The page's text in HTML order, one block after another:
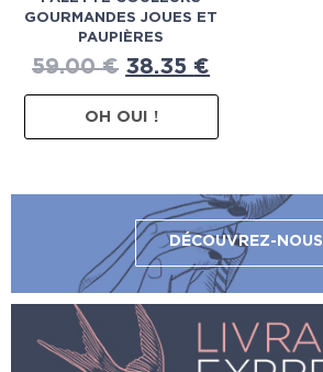
GOURMANDES JOUES ET
PAUPIÈRES
59.00€ 38.35 €
OH OUI !
DÉCOUVREZ-NOUS